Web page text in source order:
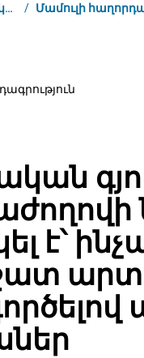
վայրը
Մամուլի կենտրոն /
է՝